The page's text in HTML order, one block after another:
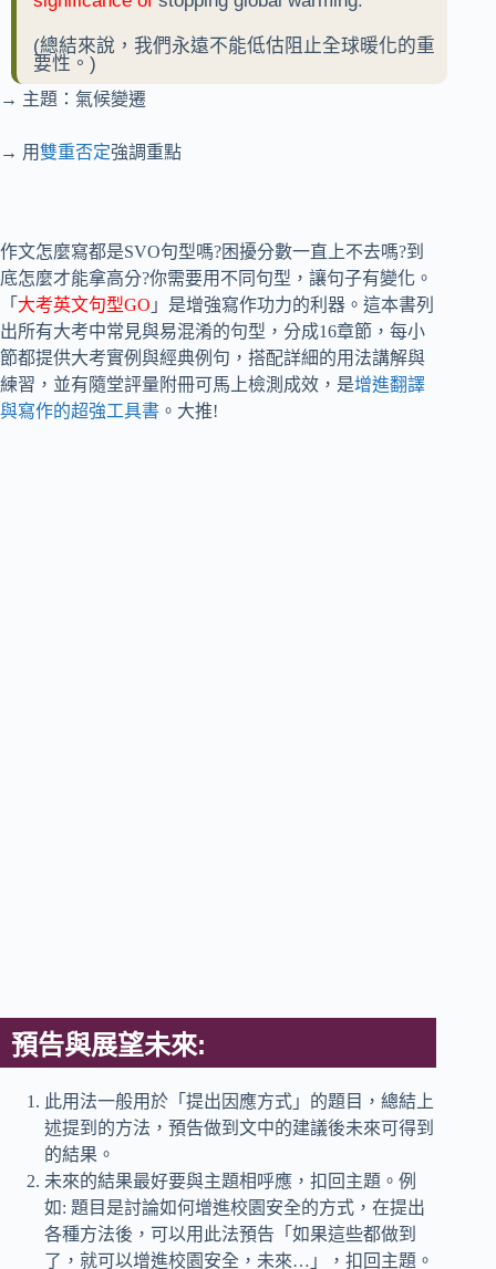
(總結來說，我們永遠不能低估阻止全球暖化的重
要性。)
→ 主題：氣候變遷
→ 用雙重否定強調重點
作文怎麼寫都是SVO句型嗎?困擾分數一直上不去嗎?到
底怎麼才能拿高分?你需要用不同句型，讓句子有變化。
「 大考英文句型GO 」是增強寫作功力的利器。這本書列
出所有大考中常見與易混淆的句型，分成16章節，每小
節都提供大考實例與經典例句，搭配詳細的用法講解與
練習，並有隨堂評量附冊可馬上檢測成效，是增進翻譯
與寫作的超強工具書 。大推!
預告與展望未來:
此用法一般用於「提出因應方式」的題目，總結上
述提到的方法，預告做到文中的建議後未來可得到
的結果。
未來的結果最好要與主題相呼應，扣回主題。例
如: 題目是討論如何增進校園安全的方式，在提出
各種方法後，可以用此法預告「如果這些都做到
了，就可以增進校園安全，未來…」，扣回主題。